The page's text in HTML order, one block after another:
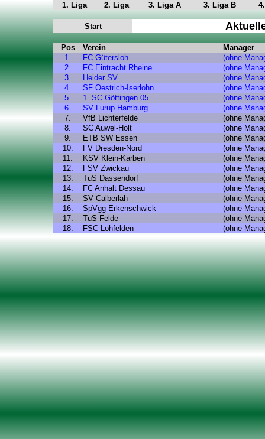
1. Liga 2. Liga 3. Liga A 3. Liga B
Start
Pos Verein
Manager
1.
FC Gütersloh
(ohne
2.
FC Eintracht Rheine
(ohne
3.
Heider SV
(ohne
4.
SF Oestrich-Iserlohn
(ohne
5.
1. SC Göttingen 05
(ohne
6.
SV Lurup Hamburg
(ohne
7.
VfB Lichterfelde
(ohne
8.
SC Auwel-Holt
(ohne
9.
ETB SW Essen
(ohne
10.
FV Dresden-Nord
(ohne
11.
KSV Klein-Karben
(ohne
12.
FSV Zwickau
(ohne
13.
TuS Dassendorf
(ohne
14.
FC Anhalt Dessau
(ohne
15.
SV Calberlah
(ohne
16.
SpVgg Erkenschwick
(ohne
17.
TuS Felde
(ohne
18.
FSC Lohfelden (ohne